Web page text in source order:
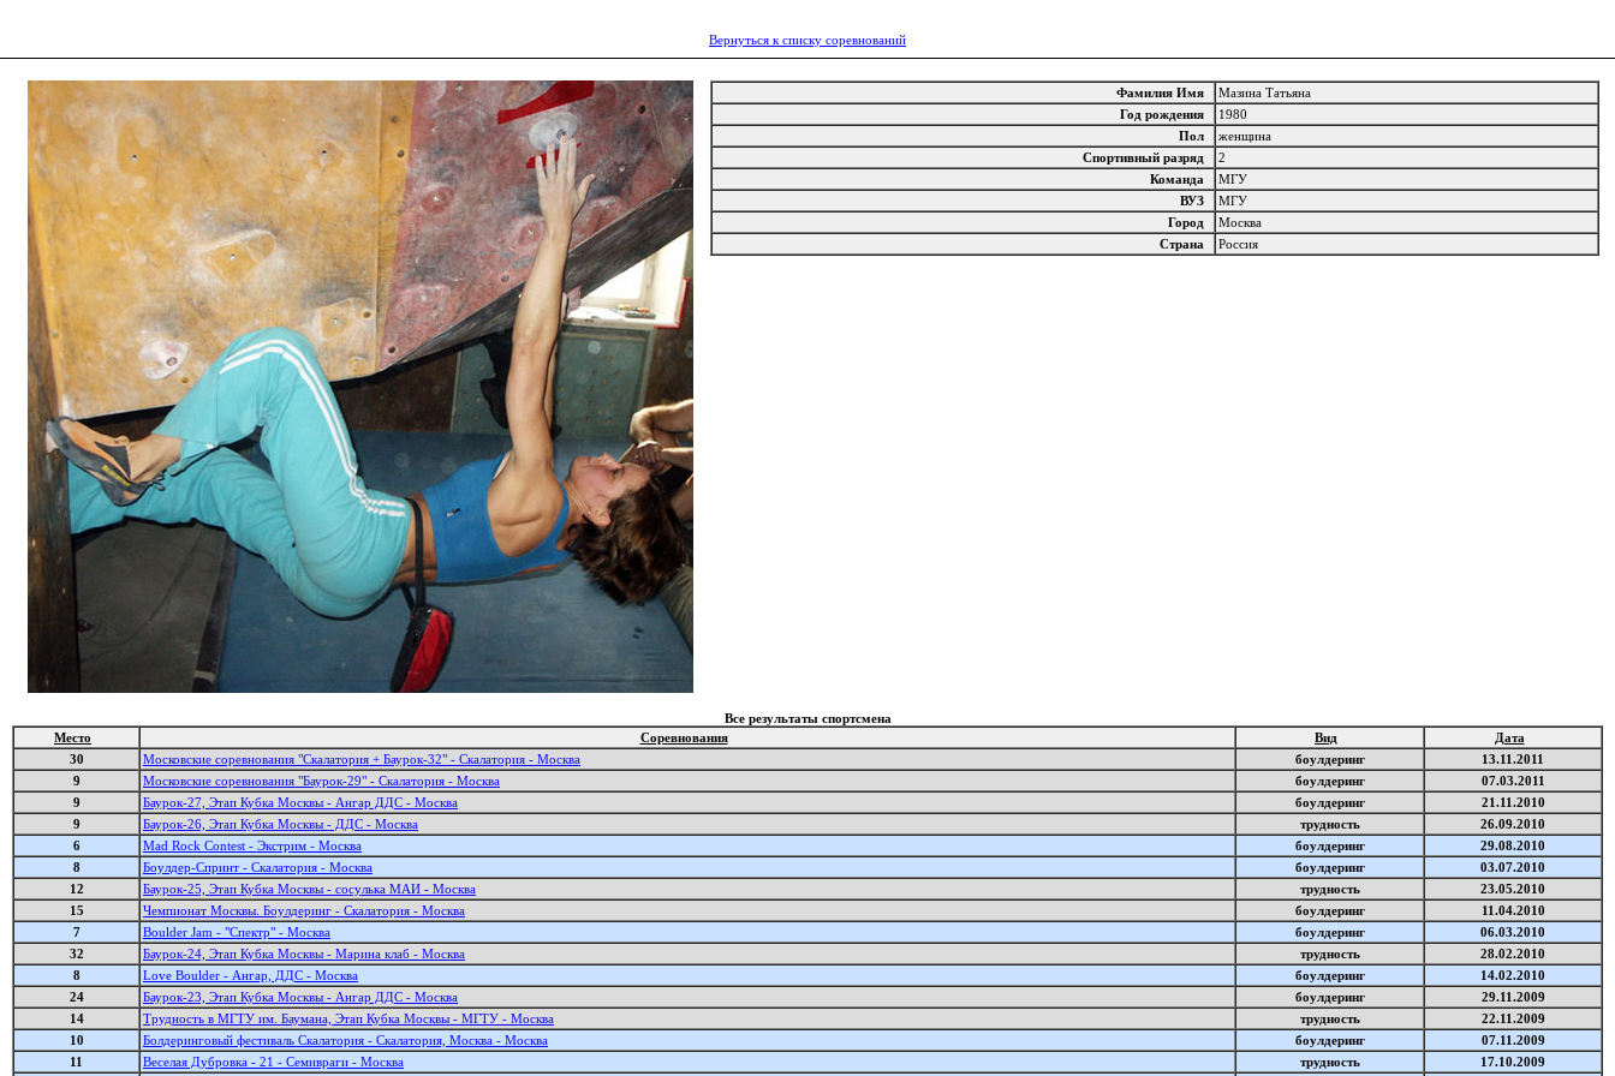
Вернуться к списку соревнований
Фамилия Имя
Мазина Татьяна
Год рождения
1980
Пол
женщина
Спортивный разряд
2
Команда
МГУ
ВУЗ
МГУ
Город
Москва
Страна
Россия
Все результаты спортсмена
Место
Соревнования Вид
Дата
30
Московские соревнования "Скалатория + Баурок-32" - Скалатория - Москва боулдеринг
13.11.2011
9
Московские соревнования "Баурок-29" - Скалатория - Москва боулдеринг
07.03.2011
9
Баурок-27, Этап Кубка Москвы - Ангар ДДС - Москва боулдеринг
21.11.2010
9
Баурок-26, Этап Кубка Москвы - ДДС - Москва трудность
26.09.2010
6
Mad Rock Contest - Экстрим - Москва боулдеринг
29.08.2010
8
Боулдер-Спринт - Скалатория - Москва боулдеринг
03.07.2010
12
Баурок-25, Этап Кубка Москвы - сосулька МАИ - Москва трудность
23.05.2010
15
Чемпионат Москвы. Боулдеринг - Скалатория - Москва боулдеринг
11.04.2010
7
Boulder Jam - "Спектр" - Москва боулдеринг
06.03.2010
32
Баурок-24, Этап Кубка Москвы - Марина клаб - Москва трудность
28.02.2010
8
Love Boulder - Ангар, ДДС - Москва боулдеринг
14.02.2010
24
Баурок-23, Этап Кубка Москвы - Ангар ДДС - Москва боулдеринг
29.11.2009
14
Трудность в МГТУ им. Баумана, Этап Кубка Москвы - МГТУ - Москва трудность
22.11.2009
10
Болдеринговый фестиваль Скалатория - Скалатория, Москва - Москва боулдеринг
07.11.2009
11
Веселая Дубровка - 21 - Семивраги - Москва трудность 17.10.2009